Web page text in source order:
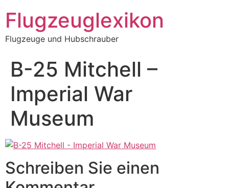
Inhalt
springen
Flugzeuglexikon
Flugzeuge und Hubschrauber
B-25 Mitchell –
Imperial War
Museum
Schreiben Sie einen